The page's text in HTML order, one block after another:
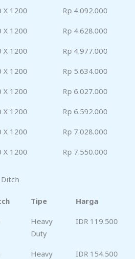
X 1200 Rp 4.092.000
X 1200 Rp 4.628.000
X 1200 Rp 4.977.000
X 1200 Rp 5.634.000
X 1200 Rp 6.027.000
X 1200 Rp 6.592.000
X 1200 Rp 7.028.000
X 1200 Rp 7.550.000
Tipe Harga
Heavy
Duty
IDR 119.500
Heavy
IDR 154.500